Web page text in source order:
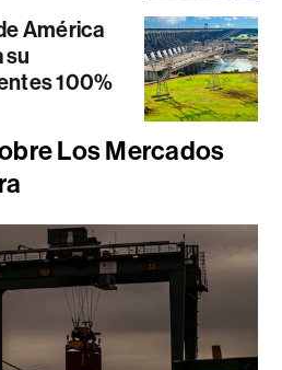
América
su
100%
Los Mercados